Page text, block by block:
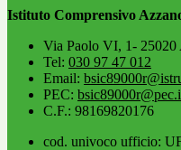
Istituto Comprensivo
Via Paolo VI, 1-
Tel: 030 97 47 012
Email:
PEC:
C.F.: 98169820176
cod. univoco ufficio: